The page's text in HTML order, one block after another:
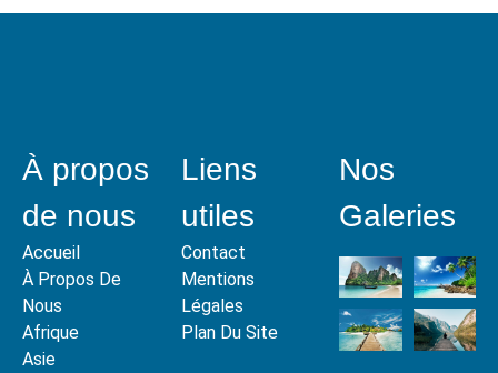
À propos
de nous
Accueil
À Propos De
Nous
Afrique
Asie
Liens
utiles
Contact
Mentions
Légales
Plan Du Site
Nos
Galeries